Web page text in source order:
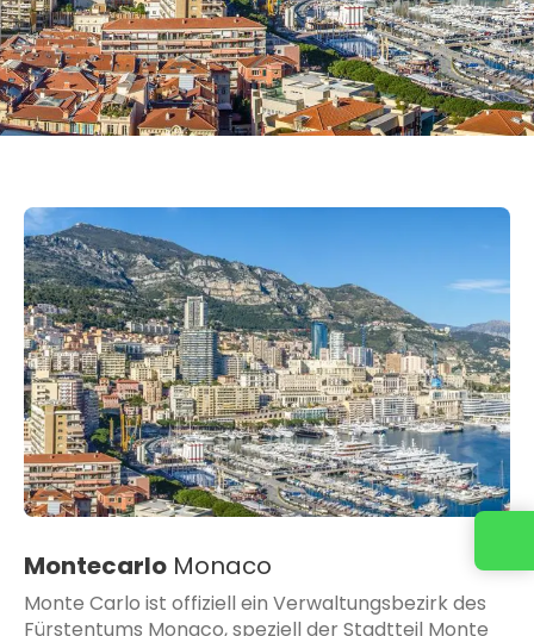
Montecarlo Monaco
Monte Carlo ist offiziell ein Verwaltungsbezirk des
Fürstentums Monaco, speziell der Stadtteil Monte